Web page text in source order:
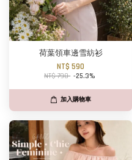
荷葉領車邊雪紡衫
NT$ 590
NT$ 790 -25.3%
加入購物車